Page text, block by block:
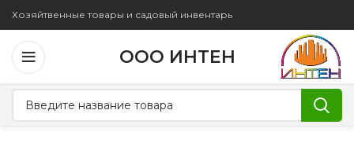
Хозяйтвенные товары и садовый инвентарь
ООО ИНТЕН